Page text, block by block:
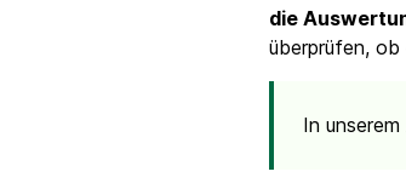
die
überprüfen,
In